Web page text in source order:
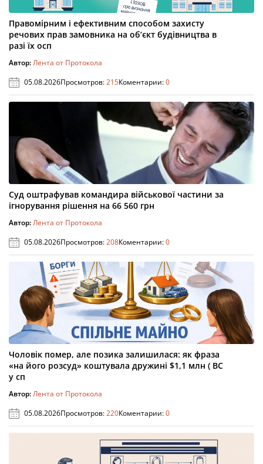
Правомірним і ефективним способом захисту
речових прав замовника на об’єкт будівництва в
разі їх осп
Автор:Лента от Протокола
05.08.2026Просмотров:215Коментарии:0
Суд оштрафував командира військової частини за
ігнорування рішення на 66 560 грн
Автор:Лента от Протокола
05.08.2026Просмотров:208Коментарии:0
Чоловік помер, але позика залишилася: як фраза
«на його розсуд» коштувала дружині $1,1 млн ( ВС
у сп
Автор:Лента от Протокола
05.08.2026Просмотров:220Коментарии:0